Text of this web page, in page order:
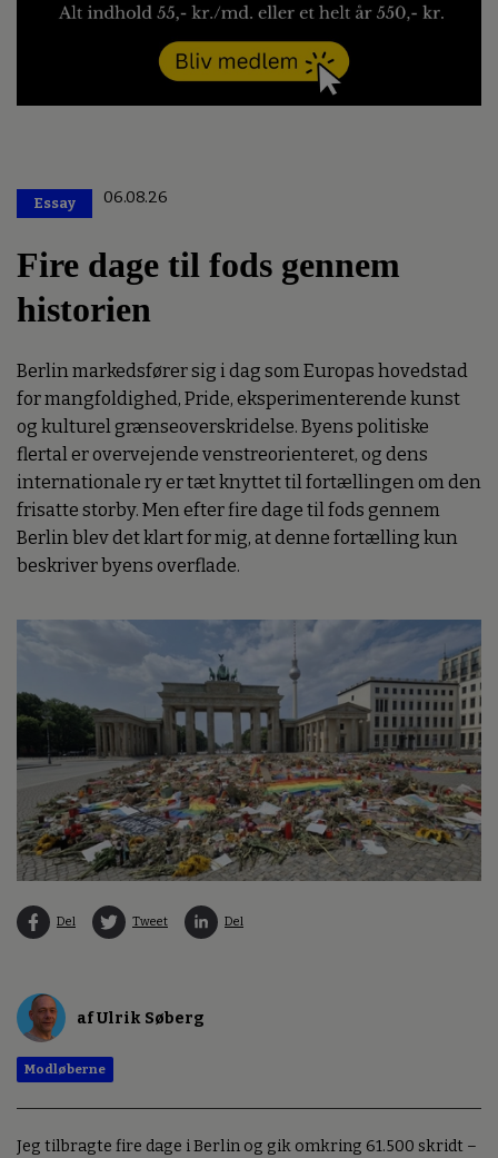
Essay 06.08.26
Fire dage til fods gennem
historien
Berlin markedsfører sig i dag som Europas hovedstad
for mangfoldighed, Pride, eksperimenterende kunst
og kulturel grænseoverskridelse. Byens politiske
flertal er overvejende venstreorienteret, og dens
internationale ry er tæt knyttet til fortællingen om den
frisatte storby. Men efter fire dage til fods gennem
Berlin blev det klart for mig, at denne fortælling kun
beskriver byens overflade.
Del Tweet Del
af Ulrik Søberg
Modløberne
Jeg tilbragte fire dage i Berlin og gik omkring 61.500 skridt –